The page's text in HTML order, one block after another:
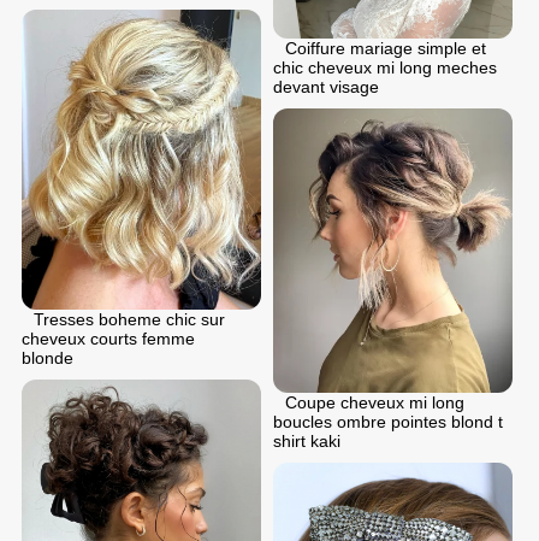
Coiffure mariage simple et
chic cheveux mi long meches
devant visage
Tresses boheme chic sur
cheveux courts femme
blonde
Coupe cheveux mi long
boucles ombre pointes blond t
shirt kaki